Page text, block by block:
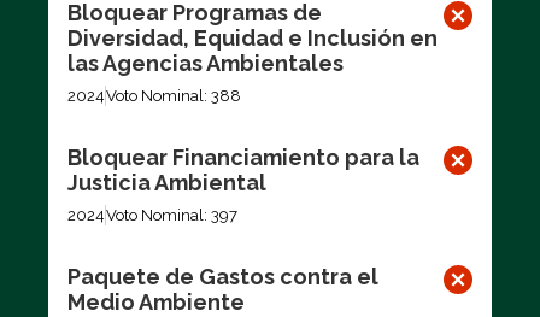
Bloquear Programas de
Diversidad, Equidad e Inclusión en
las Agencias Ambientales
2024Voto Nominal: 388
Bloquear Financiamiento para la
Justicia Ambiental
2024Voto Nominal: 397
Paquete de Gastos contra el
Medio Ambiente